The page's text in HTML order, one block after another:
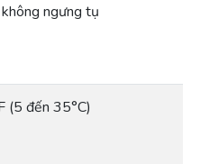
ngưng tụ
(5 đến 35°C)